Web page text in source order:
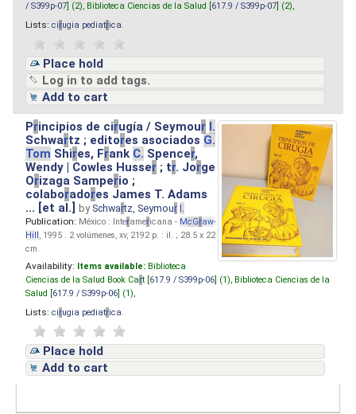
/ S399p-07 ] (2), Biblioteca Ciencias de la Salud [ 617.9 / S399p-07 ] (2),
Lists: cirugia pediatrica
Place hold
Log in to add tags.
Add to cart
Principios de cirugía / Seymour I.
Schwartz ; editores asociados G.
Tom Shires, Frank C. Spencer,
Wendy | Cowles Husser ; tr. Jorge
Orizaga Samperio ;
colaboradores James T. Adams
... [et al.]by Schwartz, Seymour I.
Publication: México : Interamericana - McGraw-
Hill, 1995 . 2 volúmenes, xv, 2192 p. : il. ; 28.5 x 22
cm.
Availability: Items available: Biblioteca
Ciencias de la Salud Book Cart [ 617.9 / S399p-06 ] (1), Biblioteca Ciencias de la
Salud [ 617.9 / S399p-06 ] (1),
Lists: cirugia pediatrica
Place hold
Add to cart